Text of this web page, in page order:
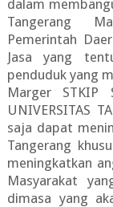
dalam
Tangerang
Pemerintah
Jasa yang
penduduk yang
Marger STKIP
UNIVERSITAS
saja dapat
Tangerang
meningkatkan
Masyarakat
dimasa yang